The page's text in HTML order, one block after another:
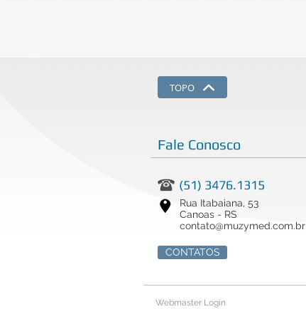
Fale Conosco
Rua Itabaiana, 53
Canoas - RS
contato@muzymed.com.br
Webmaster Login
(51) 3476.1315
CONTATOS
TOPO